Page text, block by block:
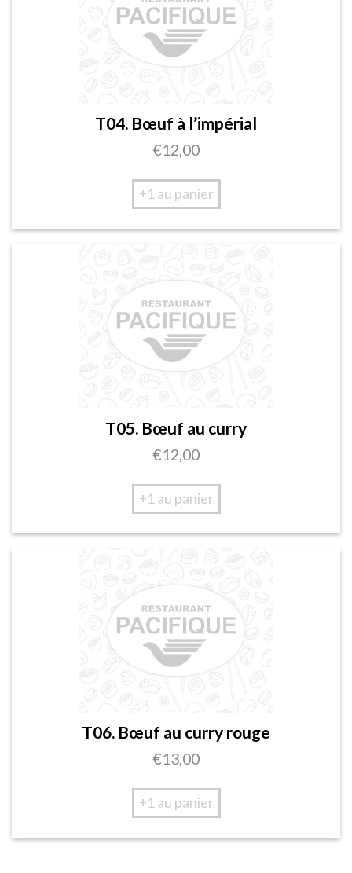
T04. Bœuf à l’impérial
€12,00
+1 au panier
T05. Bœuf au curry
€12,00
+1 au panier
T06. Bœuf au curry rouge
€13,00
+1 au panier